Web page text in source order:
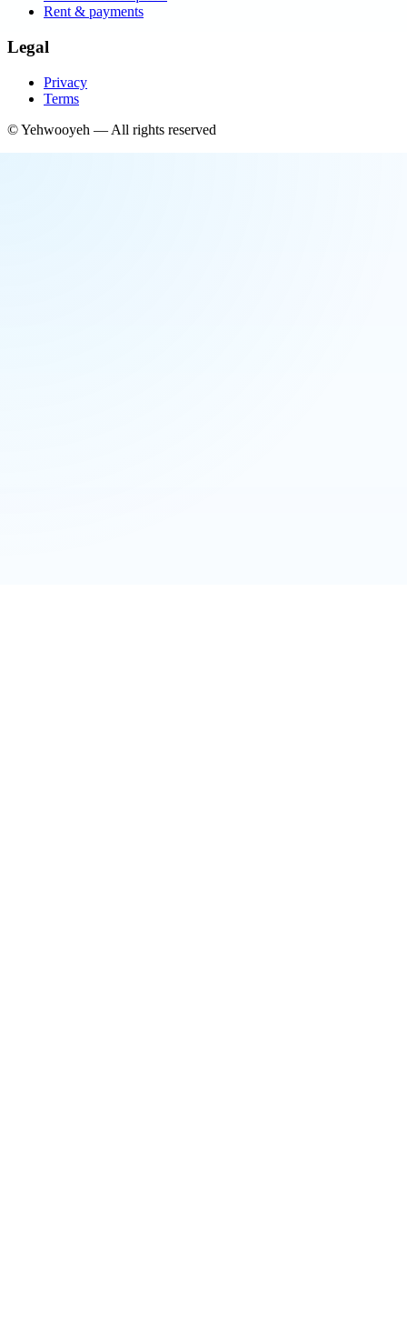
Rent & payments
Legal
Privacy
Terms
©Yehwooyeh — All rights reserved